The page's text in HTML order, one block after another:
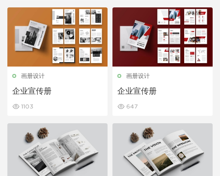
画册设计
企业宣传册
1103
画册设计
企业宣传册
647